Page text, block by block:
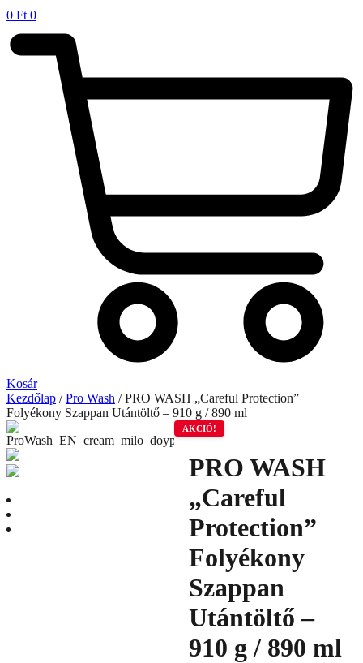
0 Ft 0
Kosár
Kezdőlap /Pro Wash / PRO WASH „Careful Protection”
Folyékony Szappan Utántöltő – 910 g / 890 ml
AKCIÓ!
PRO WASH
„Careful
Protection”
Folyékony
Szappan
Utántöltő –
910 g / 890 ml